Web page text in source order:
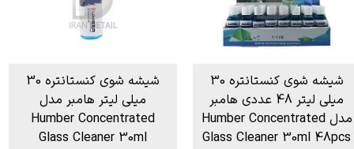
شیشه شوی کنستانتره 30
میلی لیتر 48 عددی هامبر
مدل Humber Concentrated
Glass Cleaner 30ml 48pcs
شیشه شوی کنستانتره 30
میلی لیتر هامبر مدل
Humber Concentrated
Glass Cleaner 30ml